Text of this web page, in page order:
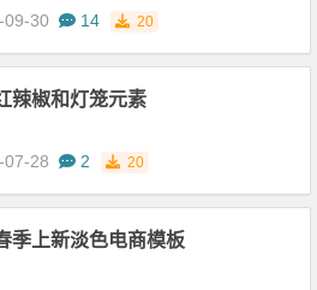
30 14 20
辣椒和灯笼元素
28 2 20
季上新淡色电商模板